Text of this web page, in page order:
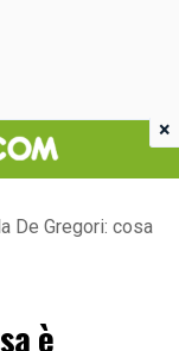
De Gregori: cosa
è
×